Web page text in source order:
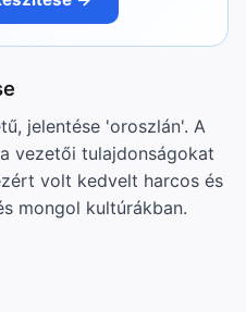
jelentése 'oroszlán'. A
vezetői tulajdonságokat
volt kedvelt harcos és
mongol kultúrákban.